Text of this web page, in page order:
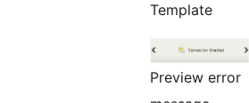
Template
Preview error